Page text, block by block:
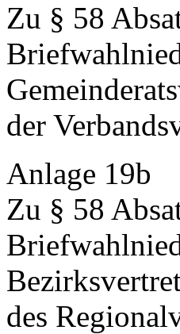
Zu § 58
der
Anlage 19b
Zu § 58
des